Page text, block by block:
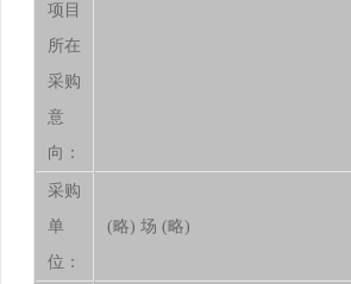
项目
所在
采购
意
向：
采购
单
位：
(略) 场 (略)